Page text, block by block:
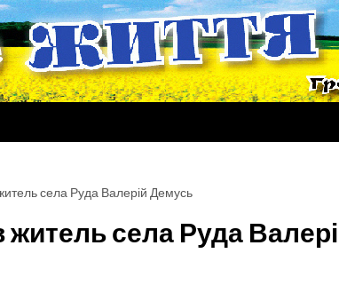
села Руда Валерій Демусь
житель села Руда